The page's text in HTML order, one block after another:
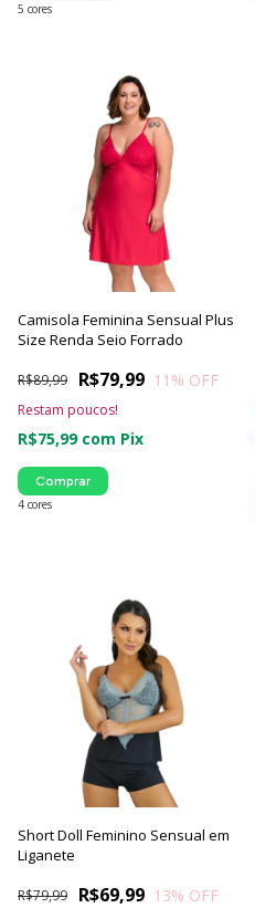
5 cores
Camisola Feminina Sensual Plus
Size Renda Seio Forrado
R$79,99
R$89,99 11 % OFF
R$75,99 com Pix
Restam poucos!
4 cores
Comprar
Short Doll Feminino Sensual em
Liganete
R$69,99
R$79,99 13% OFF